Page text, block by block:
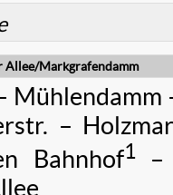
Allee/Markgrafendamm
Mühlendamm
–
Bahnhof1–